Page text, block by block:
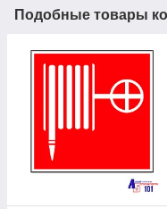
Подобные товары